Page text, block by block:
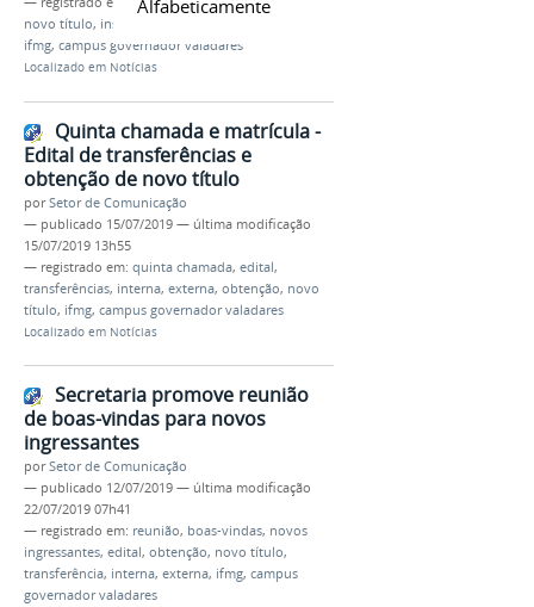
Alfabeticamente
novo título, inscrições deferidas
ifmg, campus governador valadares
Localizado em Notícias
Quinta chamada e matrícula -
Edital de transferências e
obtenção de novo título
porSetor de Comunicação
— publicado 15/07/2019 — última modificação
15/07/2019 13h55
— registrado em: quinta chamada, edital,
transferências, interna, externa, obtenção, novo
título, ifmg, campus governador valadares
Localizado em Notícias
Secretaria promove reunião
de boas-vindas para novos
ingressantes
porSetor de Comunicação
— publicado 12/07/2019 — última modificação
22/07/2019 07h41
— registrado em: reunião, boas-vindas, novos
ingressantes, edital, obtenção, novo título,
transferência, interna, externa, ifmg, campus
governador valadares